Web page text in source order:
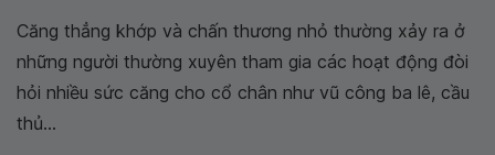
Căng thẳng khớp và chấn thương nhỏ thường xảy ra ở
những người thường xuyên tham gia các hoạt động đòi
hỏi nhiều sức căng cho cổ chân như vũ công ba lê, cầu
thủ...